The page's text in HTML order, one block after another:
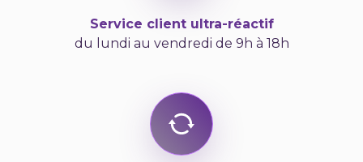
Service client ultra-réactif
du lundi au vendredi de 9h à 18h